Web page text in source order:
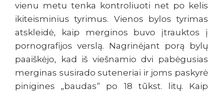
vienu metu tenka kontroliuoti net po kelis
ikiteisminius tyrimus. Vienos bylos tyrimas
atskleidė, kaip merginos buvo įtrauktos į
pornografijos verslą. Nagrinėjant porą bylų
paaiškėjo, kad iš viešnamio dvi pabėgusias
merginas susirado suteneriai ir joms paskyrė
pinigines „baudas“ po 18 tūkst. litų. Kaip